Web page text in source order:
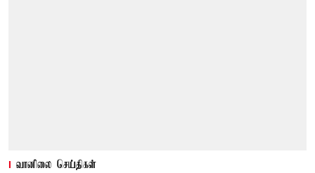
வானிலை செய்திகள்